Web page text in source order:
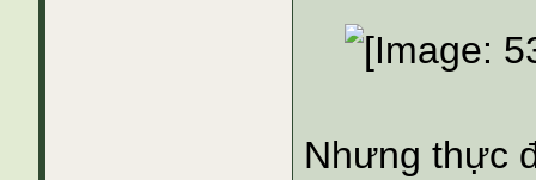
Nhưng thực